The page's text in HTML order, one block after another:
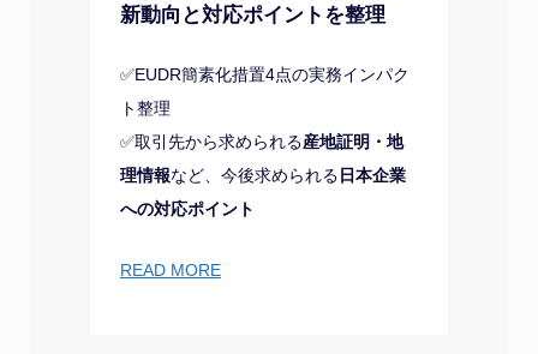
新動向と対応ポイントを整理
✅EUDR簡素化措置4点の実務インパク
ト整理
✅取引先から求められる産地証明・地
理情報など、今後求められる 日本企業
への対応ポイント
READ MORE